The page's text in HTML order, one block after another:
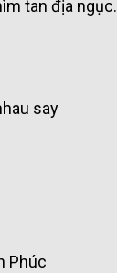
tan địa ngục.
say
Phúc